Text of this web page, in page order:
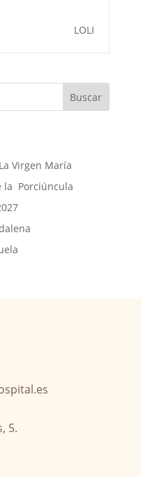
LOLI
Buscar
Virgen María
la Porciúncula
5.